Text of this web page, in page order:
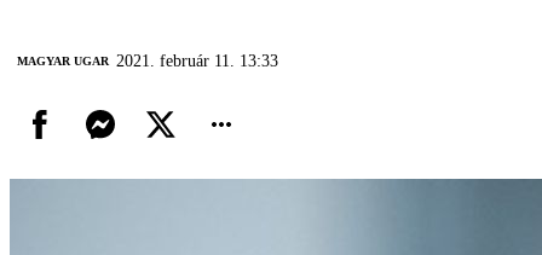
MAGYAR UGAR 2021. február 11. 13:33